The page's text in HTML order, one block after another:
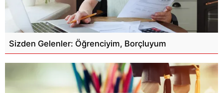
Sizden Gelenler: Öğrenciyim, Borçluyum